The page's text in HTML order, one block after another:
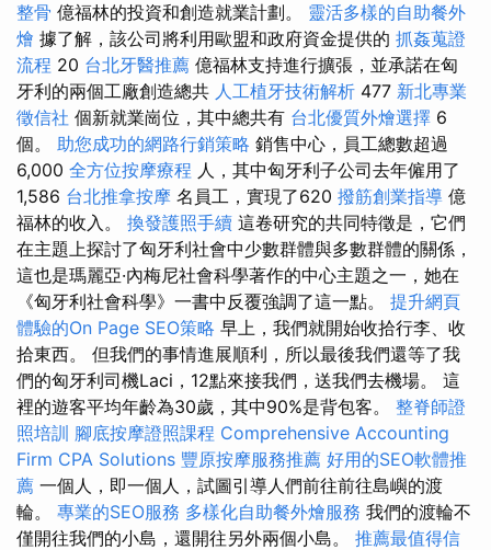
整骨 億福林的投資和創造就業計劃。 靈活多樣的自助餐外
燴 據了解，該公司將利用歐盟和政府資金提供的 抓姦蒐證
流程 20 台北牙醫推薦 億福林支持進行擴張，並承諾在匈
牙利的兩個工廠創造總共 人工植牙技術解析 477 新北專業
徵信社 個新就業崗位，其中總共有 台北優質外燴選擇 6
個。 助您成功的網路行銷策略 銷售中心，員工總數超過
6,000 全方位按摩療程 人，其中匈牙利子公司去年僱用了
1,586 台北推拿按摩 名員工，實現了620 撥筋創業指導 億
福林的收入。 換發護照手續 這卷研究的共同特徵是，它們
在主題上探討了匈牙利社會中少數群體與多數群體的關係，
這也是瑪麗亞·內梅尼社會科學著作的中心主題之一，她在
《匈牙利社會科學》一書中反覆強調了這一點。 提升網頁
體驗的On Page SEO策略 早上，我們就開始收拾行李、收
拾東西。 但我們的事情進展順利，所以最後我們還等了我
們的匈牙利司機Laci，12點來接我們，送我們去機場。 這
裡的遊客平均年齡為30歲，其中90%是背包客。 整脊師證
照培訓 腳底按摩證照課程 Comprehensive Accounting
Firm CPA Solutions 豐原按摩服務推薦 好用的SEO軟體推
薦 一個人，即一個人，試圖引導人們前往前往島嶼的渡
輪。 專業的SEO服務 多樣化自助餐外燴服務 我們的渡輪不
僅開往我們的小島，還開往另外兩個小島。 推薦最值得信